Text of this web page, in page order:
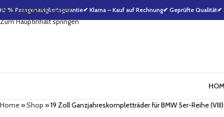
Zur Navigation springen
Zum Hauptinhalt springen
% Passgenauigkeitsgarantie✔ Klarna – Kauf auf Rechnung✔ Geprüfte Qualität✔
Home»Shop »19 Zoll Ganzjahreskompletträder für BMW 5er-Reihe